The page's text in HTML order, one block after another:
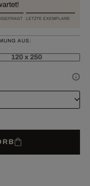
LETZTE EXEMPLARE
AUS:
120 x 250